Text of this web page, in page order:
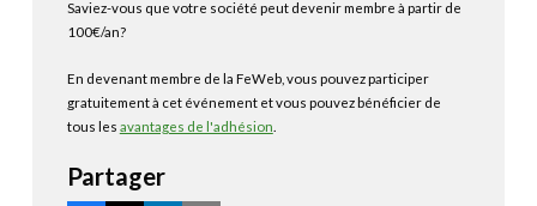
Saviez-vous que votre société peut devenir membre à partir de
100€/an?
En devenant membre de la FeWeb, vous pouvez participer
gratuitement à cet événement et vous pouvez bénéficier de
tous les avantages de l'adhésion
Partager